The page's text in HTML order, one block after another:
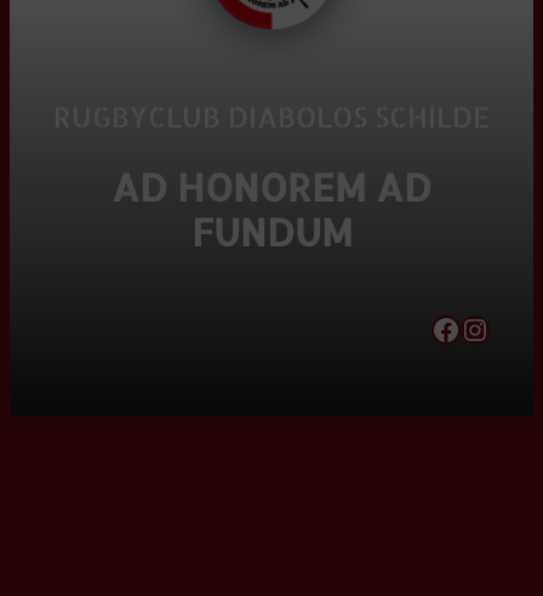
AD HONOREM AD
FUNDUM
Facebook Instagram